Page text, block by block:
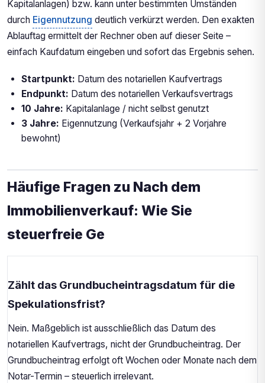
Kapitalanlagen) bzw. kann unter bestimmten Umständen
durch Eigennutzung deutlich verkürzt werden. Den exakten
Ablauftag ermittelt der Rechner oben auf dieser Seite –
einfach Kaufdatum eingeben und sofort das Ergebnis sehen.
Startpunkt: Datum des notariellen Kaufvertrags
Endpunkt: Datum des notariellen Verkaufsvertrags
10 Jahre: Kapitalanlage / nicht selbst genutzt
3 Jahre: Eigennutzung (Verkaufsjahr + 2 Vorjahre
bewohnt)
Häufige Fragen zu Nach dem
Immobilienverkauf: Wie Sie
steuerfreie Ge
Zählt das Grundbucheintragsdatum für die
Spekulationsfrist?
Nein. Maßgeblich ist ausschließlich das Datum des
notariellen Kaufvertrags, nicht der Grundbucheintrag. Der
Grundbucheintrag erfolgt oft Wochen oder Monate nach dem
Notar-Termin – steuerlich irrelevant.